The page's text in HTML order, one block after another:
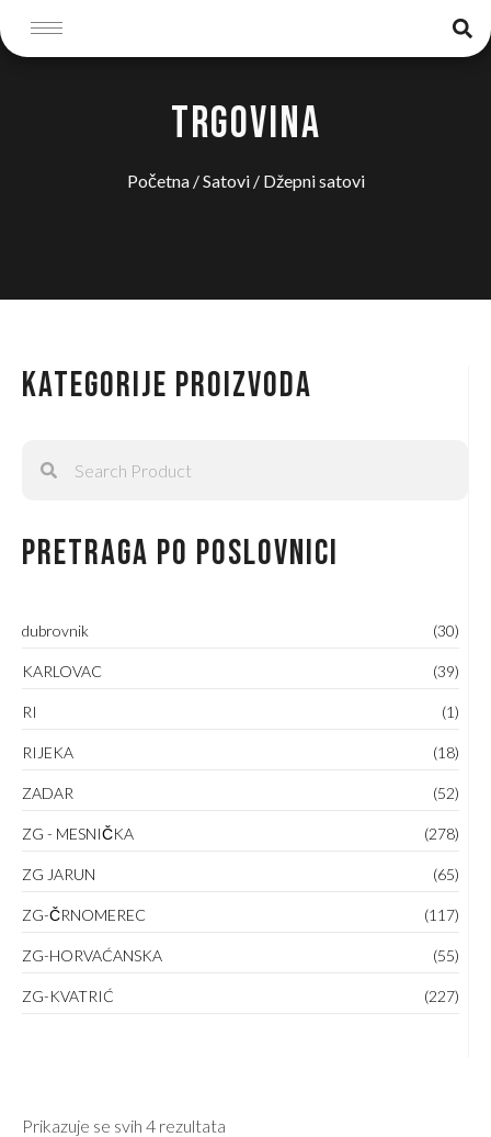
TRGOVINA
Početna/Satovi/ Džepni satovi
Kategorije proizvoda
Pretraga po poslovnici
dubrovnik (30)
KARLOVAC (39)
RI (1)
RIJEKA (18)
ZADAR (52)
ZG - MESNIČKA (278)
ZG JARUN (65)
ZG-ČRNOMEREC (117)
ZG-HORVAĆANSKA (55)
ZG-KVATRIĆ (227)
Prikazuje se svih 4 rezultata